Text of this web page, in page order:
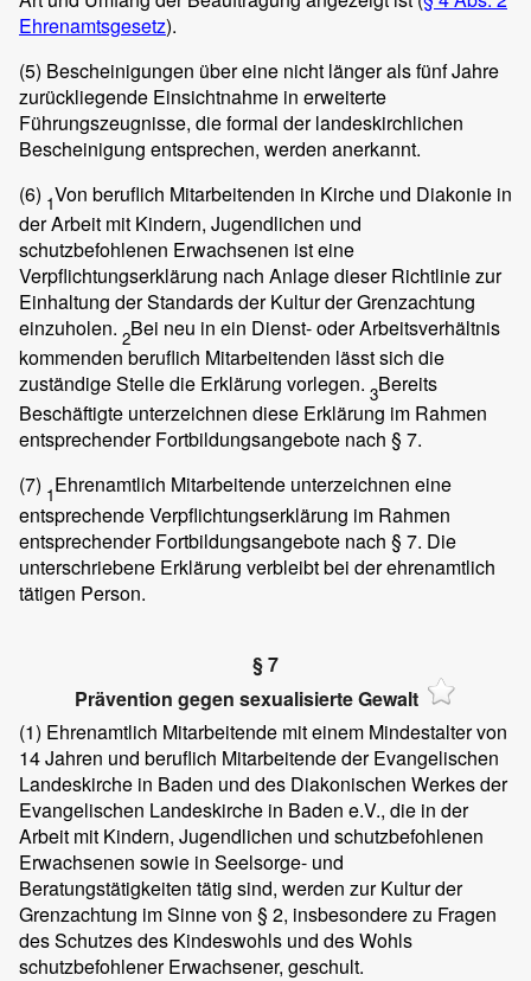
Ehrenamtsgesetz).
(5) Bescheinigungen über eine nicht länger als fünf Jahre
zurückliegende Einsichtnahme in erweiterte
Führungszeugnisse, die formal der landeskirchlichen
Bescheinigung entsprechen, werden anerkannt.
(6) 1Von beruflich Mitarbeitenden in Kirche und Diakonie in
der Arbeit mit Kindern, Jugendlichen und
schutzbefohlenen Erwachsenen ist eine
Verpflichtungserklärung nach Anlage dieser Richtlinie zur
Einhaltung der Standards der Kultur der Grenzachtung
einzuholen. 2Bei neu in ein Dienst- oder Arbeitsverhältnis
kommenden beruflich Mitarbeitenden lässt sich die
zuständige Stelle die Erklärung vorlegen. 3Bereits
Beschäftigte unterzeichnen diese Erklärung im Rahmen
entsprechender Fortbildungsangebote nach § 7.
(7) 1Ehrenamtlich Mitarbeitende unterzeichnen eine
entsprechende Verpflichtungserklärung im Rahmen
entsprechender Fortbildungsangebote nach § 7. Die
unterschriebene Erklärung verbleibt bei der ehrenamtlich
tätigen Person.
§ 7
Prävention gegen sexualisierte Gewalt
(1) Ehrenamtlich Mitarbeitende mit einem Mindestalter von
14 Jahren und beruflich Mitarbeitende der Evangelischen
Landeskirche in Baden und des Diakonischen Werkes der
Evangelischen Landeskirche in Baden e.V., die in der
Arbeit mit Kindern, Jugendlichen und schutzbefohlenen
Erwachsenen sowie in Seelsorge- und
Beratungstätigkeiten tätig sind, werden zur Kultur der
Grenzachtung im Sinne von § 2, insbesondere zu Fragen
des Schutzes des Kindeswohls und des Wohls
schutzbefohlener Erwachsener, geschult.